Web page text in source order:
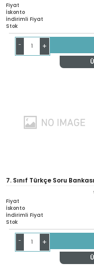
Fiyat
İskonto
İndirimli Fiyat
Stok
- +
7. Sınıf Türkçe Soru Bankası
Fiyat
İskonto
İndirimli Fiyat
Stok
- +